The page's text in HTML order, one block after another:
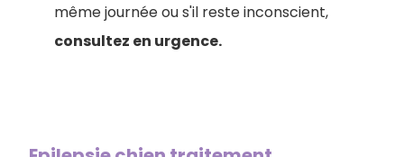
même journée ou s'il reste inconscient,
consultez en urgence.